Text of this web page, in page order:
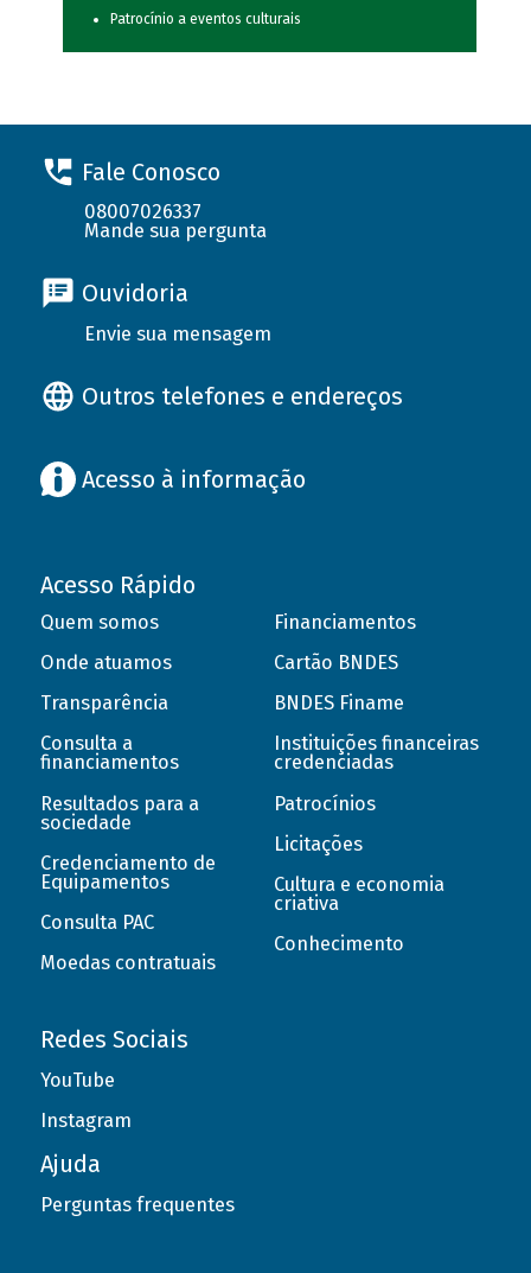
Patrocínio a eventos culturais
Fale Conosco
08007026337
Mande sua pergunta
Ouvidoria
Envie sua mensagem
Outros telefones e endereços
Acesso à informação
Acesso Rápido
Quem somos
Onde atuamos
Transparência
Consulta a
financiamentos
Resultados para a
sociedade
Credenciamento de
Equipamentos
Consulta PAC
Moedas contratuais
Financiamentos
Cartão BNDES
BNDES Finame
Instituições financeiras
credenciadas
Patrocínios
Licitações
Cultura e economia
criativa
Conhecimento
Redes Sociais
YouTube
Instagram
Ajuda
Perguntas frequentes